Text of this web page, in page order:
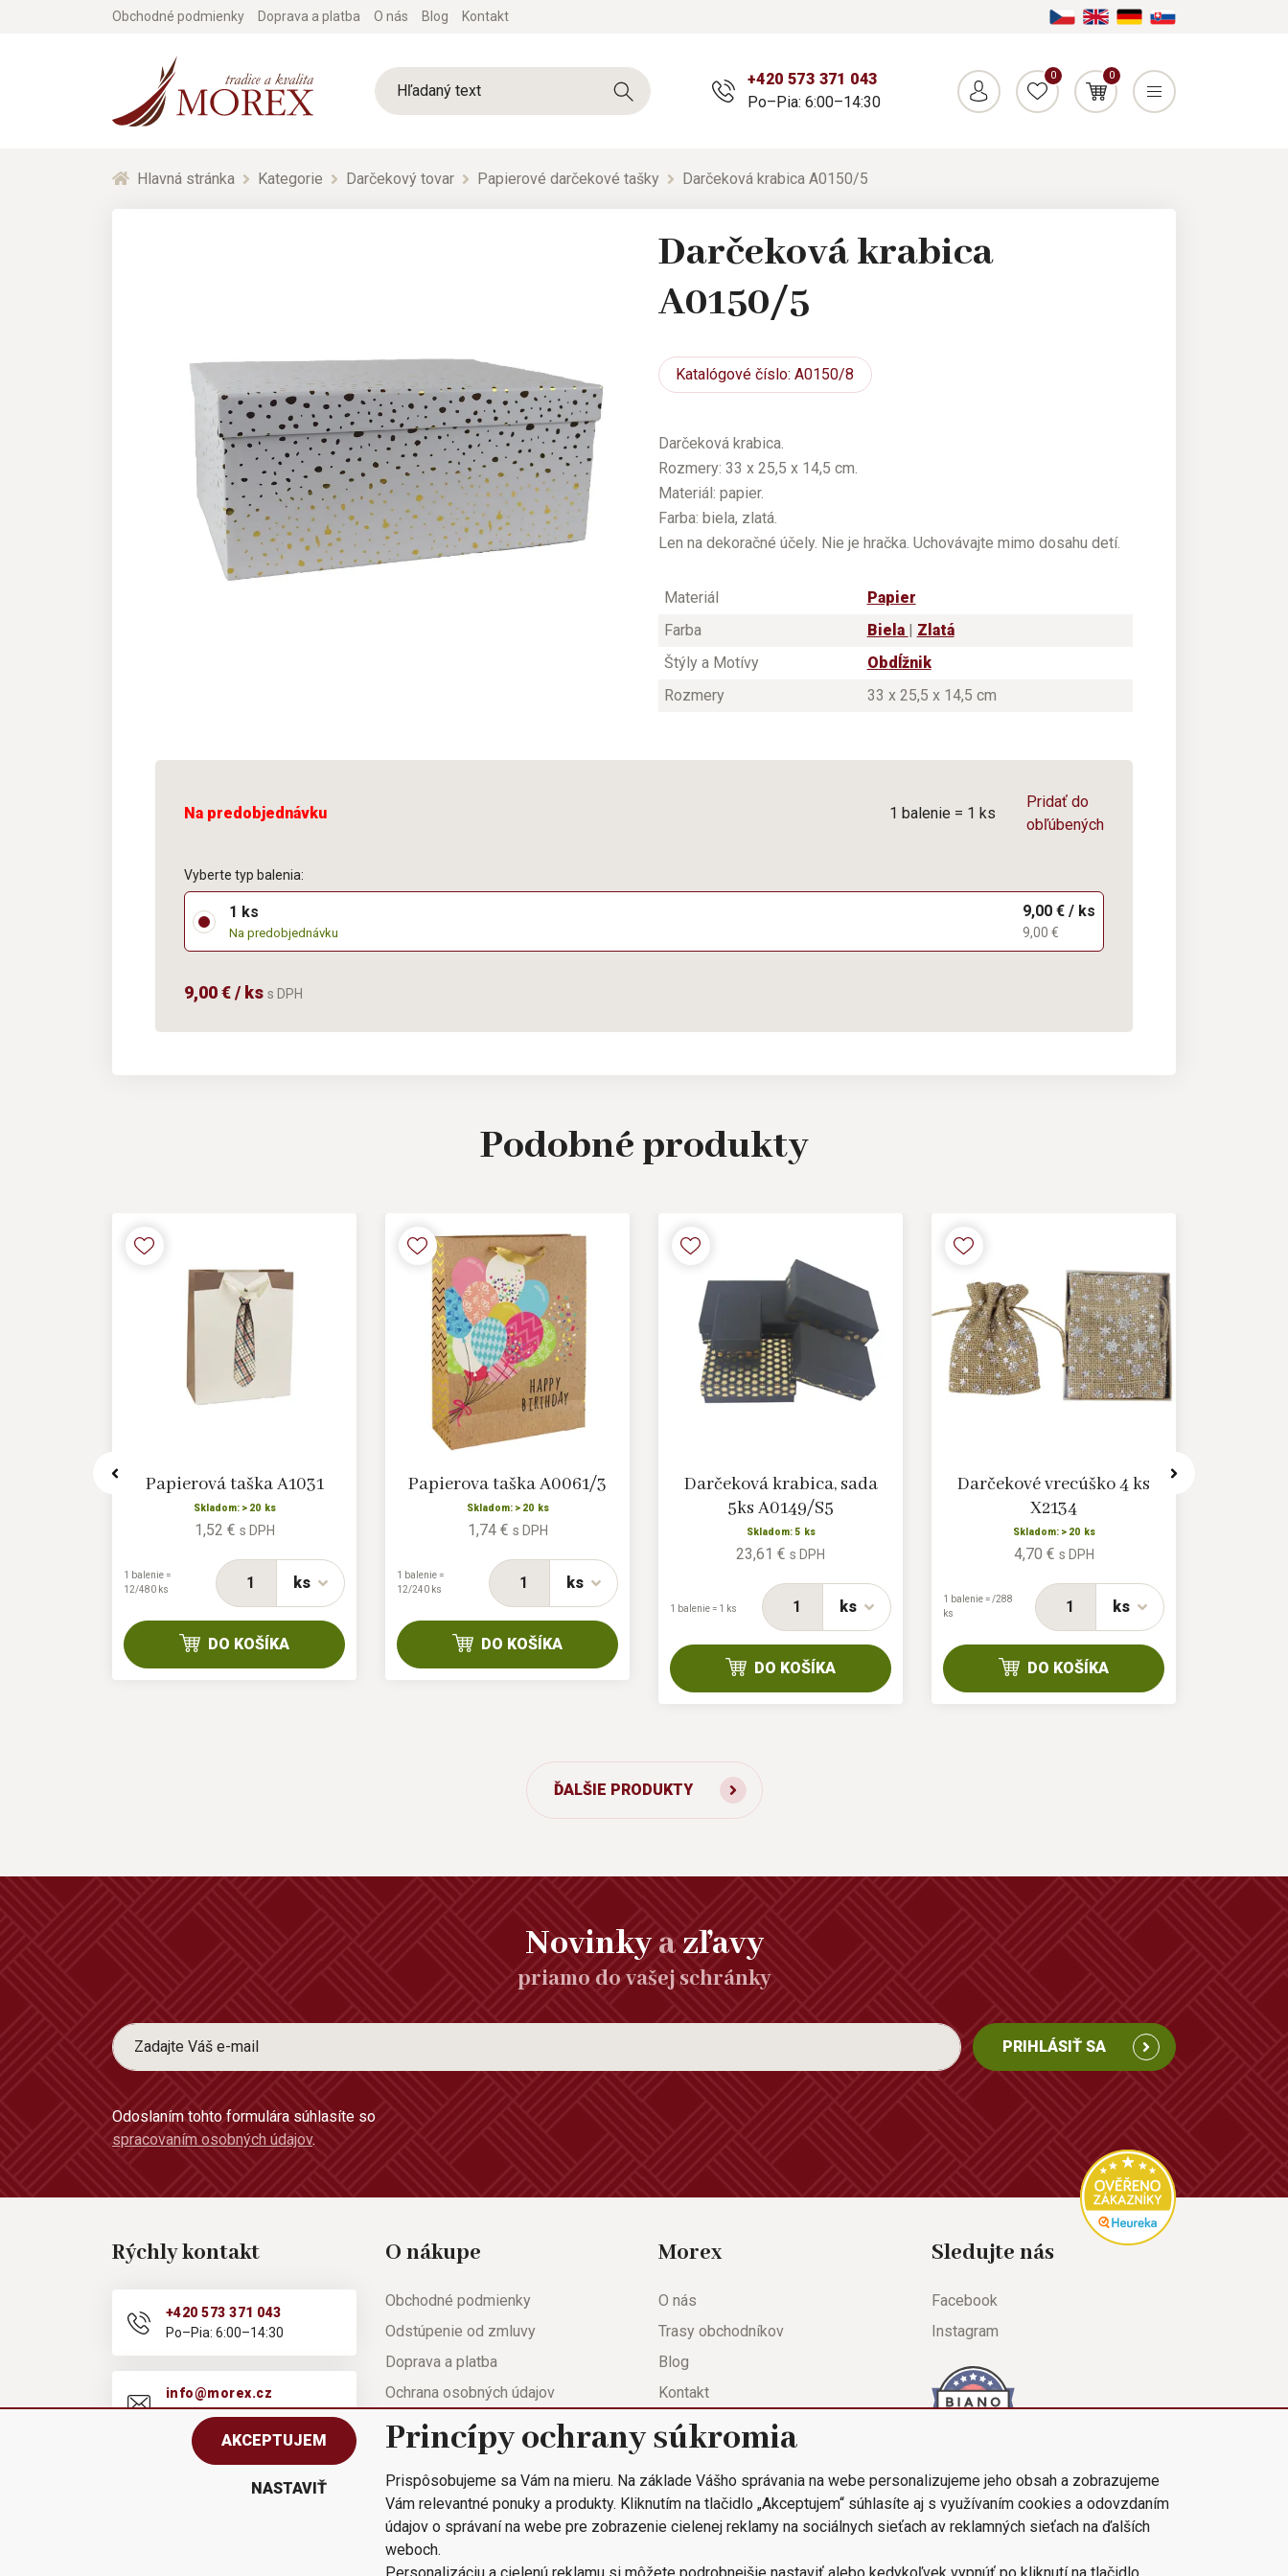
Obchodné podmienky Doprava a platba O nás Blog Kontakt
+420 573 371 043
Po–Pia: 6:00–14:30
0 0
Hlavná stránka Kategorie Darčekový tovar Papierové darčekové tašky Darčeková krabica A0150/5
Darčeková krabica
A0150/5
Katalógové číslo: A0150/8
Darčeková krabica.
Rozmery: 33 x 25,5 x 14,5 cm.
Materiál: papier.
Farba: biela, zlatá.
Len na dekoračné účely. Nie je hračka. Uchovávajte mimo dosahu detí.
Materiál
Papier
Farba
Biela
Zlatá
Štýly a Motívy
Obdĺžnik
Rozmery
33 x 25,5 x 14,5 cm
Na predobjednávku 1 balenie = 1 ks
Pridať do
obľúbených
Vyberte typ balenia:
1 ks
Na predobjednávku
9,00 € / ks
9,00 €
9,00 € / ks s DPH
Podobnéprodukty
Papierová taška A1031
Skladom: > 20 ks
1,52 € s DPH
ks
1 balenie =
12/480 ks
DO KOŠÍKA
Papierova taška A0061/3
Skladom: > 20 ks
1,74 € s DPH
ks
1 balenie =
12/240 ks
DO KOŠÍKA
Darčeková krabica, sada
5ks A0149/S5
Skladom: 5 ks
23,61 € s DPH
ks
1 balenie = 1 ks
DO KOŠÍKA
Darčekové vrecúško 4 ks
X2134
Skladom: > 20 ks
4,70 € s DPH
ks
1 balenie = /288
ks
DO KOŠÍKA
ĎALŠIE PRODUKTY
Novinkyazľavy
priamo do vašej schránky
PRIHLÁSIŤ SA
Odoslaním tohto formulára súhlasíte so
spracovaním osobných údajov.
Rýchly kontakt
+420 573 371 043
Po–Pia: 6:00–14:30
info@morex.cz
Po–Pia: 6:00–14:30
O nákupe
Obchodné podmienky
Odstúpenie od zmluvy
Doprava a platba
Ochrana osobných údajov
Nápoveda
Reklamačný list
Rýchla objednávka
Morex
O nás
Trasy obchodníkov
Blog
Kontakt
Nastavenie súkromia
Sledujte nás
Facebook
Instagram
AKCEPTUJEM
NASTAVIŤ
Princípy ochrany súkromia
Prispôsobujeme sa Vám na mieru. Na základe Vášho správania na webe personalizujeme jeho obsah a zobrazujeme
Vám relevantné ponuky a produkty. Kliknutím na tlačidlo „Akceptujem“ súhlasíte aj s využívaním cookies a odovzdaním
údajov o správaní na webe pre zobrazenie cielenej reklamy na sociálnych sieťach av reklamných sieťach na ďalších
weboch.